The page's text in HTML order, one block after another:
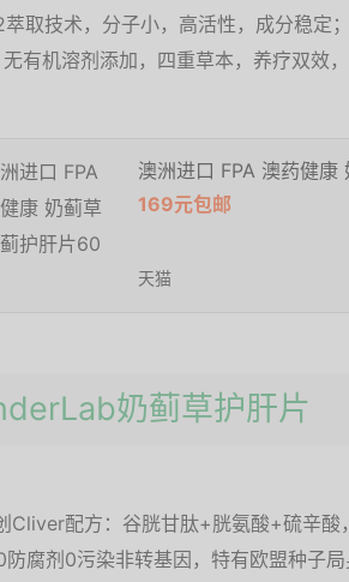
萃取技术，分子小，高活性，成分稳
有机溶剂添加，四重草本，养疗双效
澳洲进口 FPA 澳药健
169元包邮
天猫
奶蓟草护肝片
Cliver配方：谷胱甘肽+胱氨酸+硫辛
腐剂0污染非转基因，特有欧盟种子